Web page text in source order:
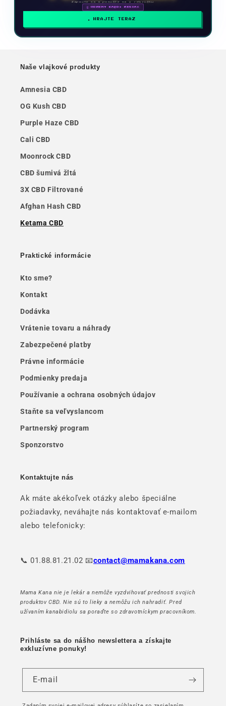
Zapojte sa a posuňte sa v rebríčku
🗓 ODMENY KAŽDÝ MESIAC
HRAJTE TERAZ
Naše vlajkové produkty
Amnesia CBD
OG Kush CBD
Purple Haze CBD
Cali CBD
Moonrock CBD
CBD šumivá žltá
3X CBD Filtrované
Afghan Hash CBD
Ketama CBD
Praktické informácie
Kto sme?
Kontakt
Dodávka
Vrátenie tovaru a náhrady
Zabezpečené platby
Právne informácie
Podmienky predaja
Používanie a ochrana osobných údajov
Staňte sa veľvyslancom
Partnerský program
Sponzorstvo
Kontaktujte nás
Ak máte akékoľvek otázky alebo špeciálne
požiadavky, neváhajte nás kontaktovať e-mailom
alebo telefonicky:
📞 01.88.81.21.02 📧contact@mamakana.com
Mama Kana nie je lekár a nemôže vyzdvihovať prednosti svojich
produktov CBD. Nie sú to lieky a nemôžu ich nahradiť. Pred
užívaním kanabidiolu sa poraďte so zdravotníckym pracovníkom.
Prihláste sa do nášho newslettera a získajte
exkluzívne ponuky!
E-mail